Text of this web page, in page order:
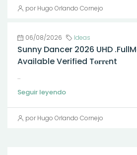
por Hugo Orlando Cornejo
06/08/2026 Ideas
Sunny Dancer 2026 UHD
Available Verified T𝐨𝐫𝐫𝐞nt
...
Seguir leyendo
por Hugo Orlando Cornejo